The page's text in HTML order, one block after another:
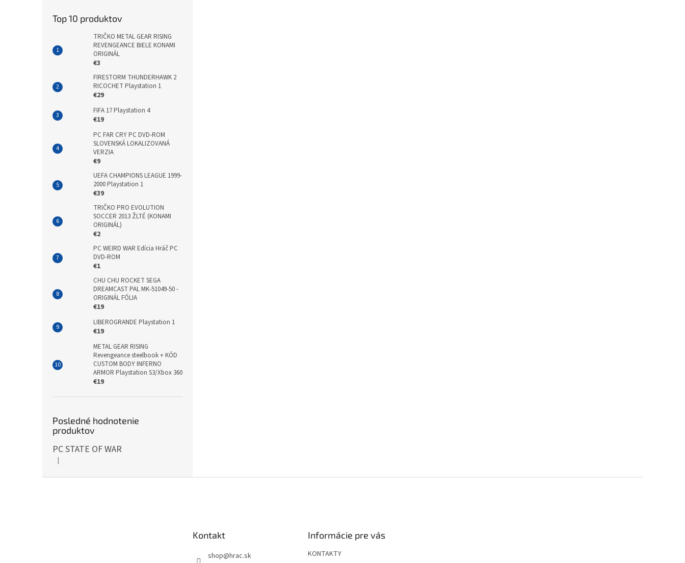
Top 10 produktov
TRIČKO METAL GEAR RISING
REVENGEANCE BIELE KONAMI
ORIGINÁL
€3
FIRESTORM THUNDERHAWK 2
RICOCHET Playstation 1
€29
FIFA 17 Playstation 4
€19
PC FAR CRY PC DVD-ROM
SLOVENSKÁ LOKALIZOVANÁ
VERZIA
€9
UEFA CHAMPIONS LEAGUE 1999-
2000 Playstation 1
€39
TRIČKO PRO EVOLUTION
SOCCER 2013 ŽLTÉ (KONAMI
ORIGINÁL)
€2
PC WEIRD WAR Edícia Hráč PC
DVD-ROM
€1
CHU CHU ROCKET SEGA
DREAMCAST PAL MK-51049-50 -
ORIGINÁL FÓLIA
€19
LIBEROGRANDE Playstation 1
€19
METAL GEAR RISING
Revengeance steelbook + KÓD
CUSTOM BODY INFERNO
ARMOR Playstation S3/Xbox 360
€19
Posledné hodnotenie
produktov
PC STATE OF WAR
Hodnotenie produktu je 5 z 5 hviezdičiek.
|
Kontakt
shop@hrac.sk
Informácie pre vás
KONTAKTY